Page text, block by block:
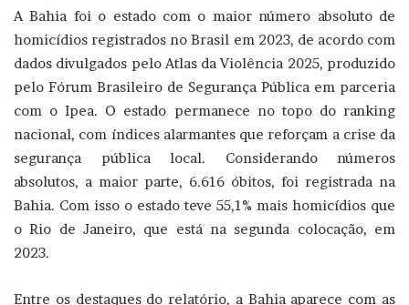
A Bahia foi o estado com o maior número absoluto de
homicídios registrados no Brasil em 2023, de acordo com
dados divulgados pelo Atlas da Violência 2025, produzido
pelo Fórum Brasileiro de Segurança Pública em parceria
com o Ipea. O estado permanece no topo do ranking
nacional, com índices alarmantes que reforçam a crise da
segurança pública local. Considerando números
absolutos, a maior parte, 6.616 óbitos, foi registrada na
Bahia. Com isso o estado teve 55,1% mais homicídios que
o Rio de Janeiro, que está na segunda colocação, em
2023.
Entre os destaques do relatório, a Bahia aparece com as